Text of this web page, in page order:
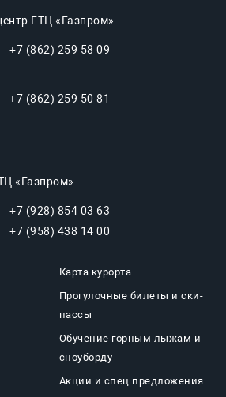
ГТЦ «Газпром»
+7 (862) 259 58 09
+7 (862) 259 50 81
«Газпром»
+7 (928) 854 03 63
+7 (958) 438 14 00
Карта курорта
Прогулочные билеты и ски-
пассы
Обучение горным лыжам и
сноуборду
Акции и спец.предложения